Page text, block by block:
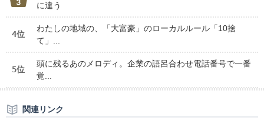
に違う
4位
わたしの地域の、「大富豪」のローカルルール「10捨
て」...
5位
頭に残るあのメロディ。企業の語呂合わせ電話番号で一番
覚...
関連リンク